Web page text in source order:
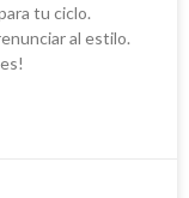
tu ciclo.
al estilo.